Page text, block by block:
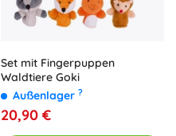
Set mit Fingerpuppen
Waldtiere Goki
Außenlager ?
20,90 €